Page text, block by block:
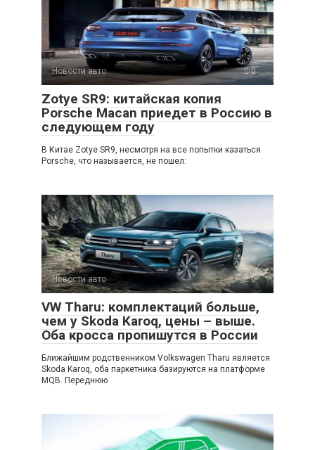
Новости авто 0
Zotye SR9: китайская копия
Porsche Macan приедет в Россию в
следующем году
В Китае Zotye SR9, несмотря на все попытки казаться
Porsche, что называется, не пошел:
Новости авто 0
VW Tharu: комплектаций больше,
чем у Skoda Karoq, цены – выше.
Оба кросса пропишутся в России
Ближайшим родственником Volkswagen Tharu является
Skoda Karoq, оба паркетника базируются на платформе
MQB. Переднюю